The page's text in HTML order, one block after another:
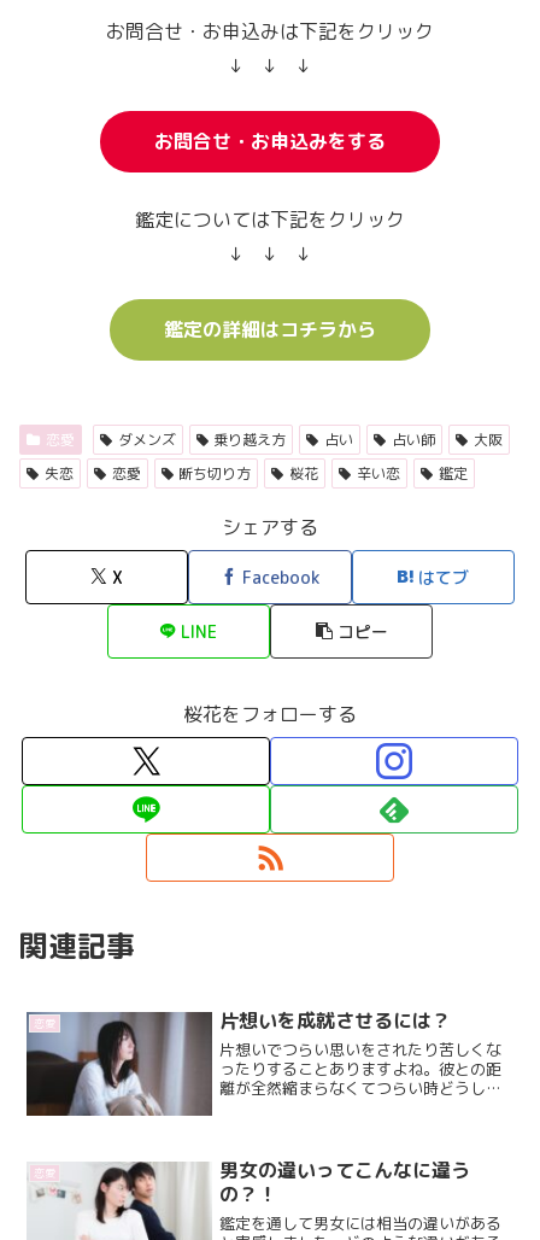
お問合せ・お申込みは下記をクリック
↓ ↓ ↓
お問合せ・お申込みをする
鑑定については下記をクリック
↓ ↓ ↓
鑑定の詳細はコチラから
恋愛 ダメンズ 乗り越え方 占い 占い師
大阪
失恋
恋愛 断ち切り方 桜花 辛い恋 鑑定
シェアする
X Facebook はてブ
LINE コピー
桜花をフォローする
関連記事
恋愛 片想いを成就させるには？
片想いでつらい思いをされたり苦しくな
ったりすることありますよね。彼との距
離が全然縮まらなくてつらい時どうした
恋愛
男女の違いってこんなに違う
の？！
鑑定を通して男女には相当の違いがある